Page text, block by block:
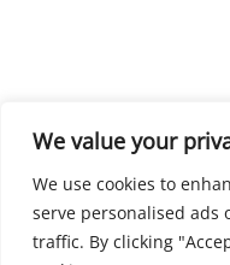
We value your
We use cookies to
serve personalised ads
traffic. By clicking